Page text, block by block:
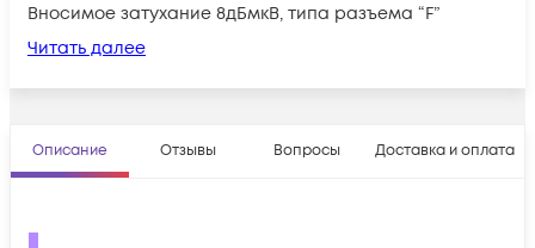
Вносимое затухание 8дБмкВ, типа разъема “F”
Читать далее
Описание Отзывы Вопросы Доставка и оплата